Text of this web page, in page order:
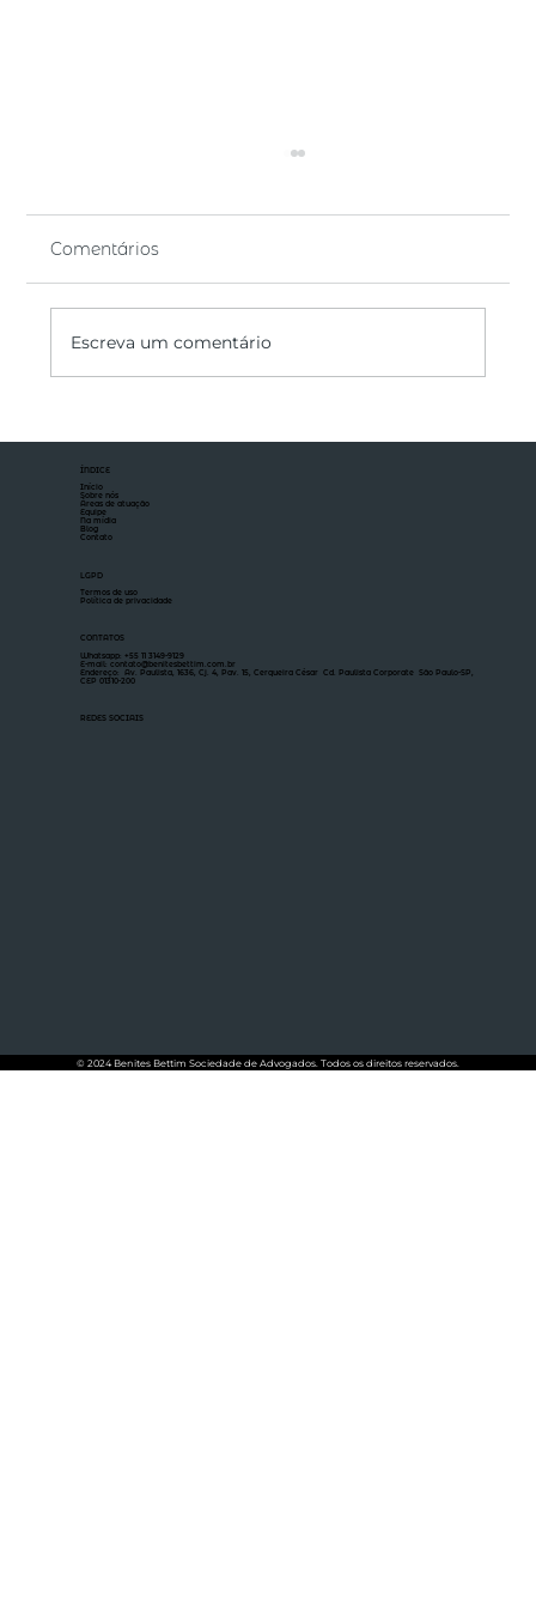
Empresas
Comentários
Escreva um comentário
ÍNDICE
Início
Sobre nós
Áreas de atuação
Equipe
Na mídia
Blog
Contato
LGPD
Termos de uso
Política de privacidade
CONTATOS
Whatsapp: +55 11 3149-9129
E-mail: contato@benitesbettim.com.br
Endereço: Av. Paulista, 1636, Cj. 4, Pav. 15, Cerqueira César Cd. Paulista Corporate São Paulo-SP,
CEP 01310-200
REDES SOCIAIS
© 2024 Benites Bettim Sociedade de Advogados. Todos os direitos reservados.